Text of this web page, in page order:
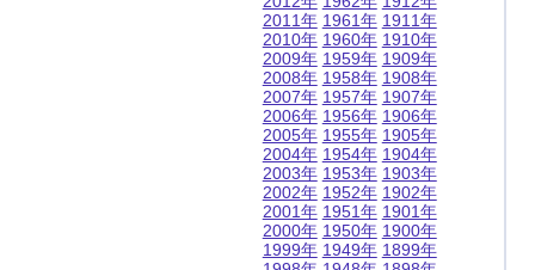
2011年
2010年
2009年
2008年
2007年
2006年
2005年
2004年
2003年
2002年
2001年
2000年
1999年
1961年
1960年
1959年
1958年
1957年
1956年
1955年
1954年
1953年
1952年
1951年
1950年
1949年
1911年
1910年
1909年
1908年
1907年
1906年
1905年
1904年
1903年
1902年
1901年
1900年
1899年